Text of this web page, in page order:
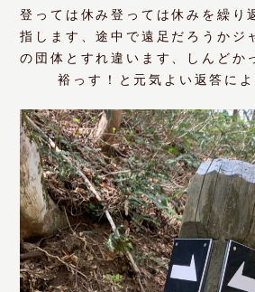
登っては休み登っては休みを繰り
指します、途中で遠足だろうかジ
の団体とすれ違います、しんどか
裕っす！と元気よい返答によ